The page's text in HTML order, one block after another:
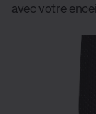
avec votre